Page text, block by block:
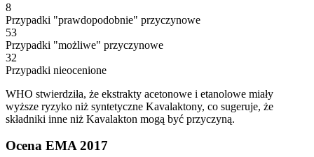
8
Przypadki "prawdopodobnie" przyczynowe
53
Przypadki "możliwe" przyczynowe
32
Przypadki nieocenione
WHO stwierdziła, że ekstrakty acetonowe i etanolowe miały
wyższe ryzyko niż syntetyczne Kavalaktony, co sugeruje, że
składniki inne niż Kavalakton mogą być przyczyną.
Ocena EMA 2017